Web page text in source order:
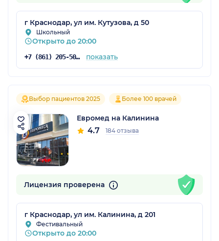
г Краснодар, ул им. Кутузова, д 50
Школьный
Открыто до 20:00
+7 (861) 205-50-50 показать
Выбор пациентов 2025 Более 100 врачей
Евромед на Калинина
4.7 184 отзыва
Лицензия проверена
г Краснодар, ул им. Калинина, д 201
Фестивальный
Открыто до 20:00